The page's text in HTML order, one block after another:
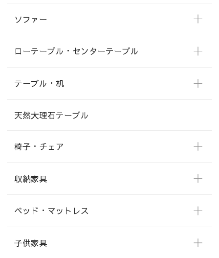
ソファー
ローテーブル・センターテーブル
テーブル・机
天然大理石テーブル
椅子・チェア
収納家具
ベッド・マットレス
子供家具